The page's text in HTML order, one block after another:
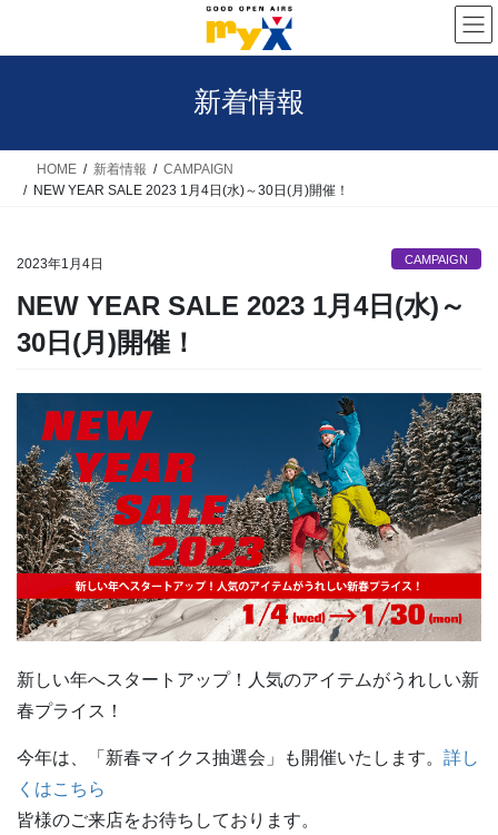
新着情報
HOME 新着情報
CAMPAIGN
NEW YEAR SALE 2023 1月4日(水)～30日(月)開催！
2023年1月4日 CAMPAIGN
NEW YEAR SALE 2023 1月4日(水)～
30日(月)開催！
新しい年へスタートアップ！人気のアイテムがうれしい新
春プライス！
今年は、「新春マイクス抽選会」も開催いたします。 詳し
くはこちら
皆様のご来店をお待ちしております。